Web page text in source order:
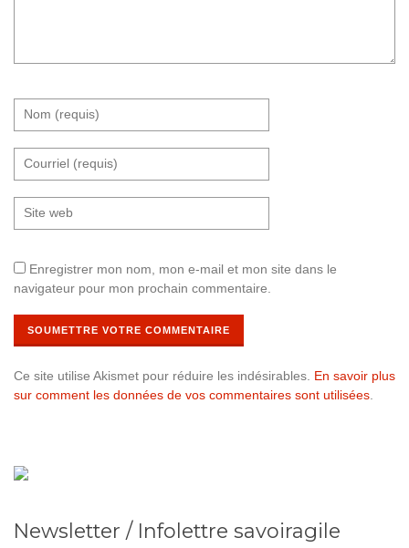
Enregistrer mon nom, mon e-mail et mon site dans le
navigateur pour mon prochain commentaire.
Ce site utilise Akismet pour réduire les indésirables. En savoir plus
sur comment les données de vos commentaires sont utilisées
Newsletter / Infolettre savoiragile